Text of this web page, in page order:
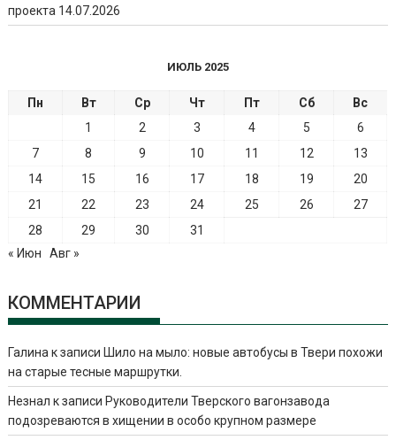
проекта 14.07.2026
ИЮЛЬ 2025
Пн Вт Ср Чт Пт Сб
Вс
1
2 3 4 5
6
7
8 9 10 11 12
13
14
15 16 17 18 19
20
21
22 23 24 25 26
27
28
29 30
31
« Июн
Авг »
КОММЕНТАРИИ
Галинак записи Шило на мыло: новые автобусы в Твери похожи
на старые тесные маршрутки.
Незнал к записи Руководители Тверского вагонзавода
подозреваются в хищении в особо крупном размере